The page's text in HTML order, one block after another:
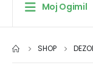
Moj Ogimil
SHOP